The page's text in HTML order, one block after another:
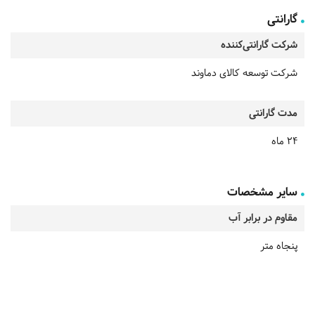
گارانتی
شرکت گارانتی‌کننده
شرکت توسعه کالای دماوند
مدت گارانتی
24 ماه
سایر مشخصات
مقاوم در برابر آب
پنجاه متر